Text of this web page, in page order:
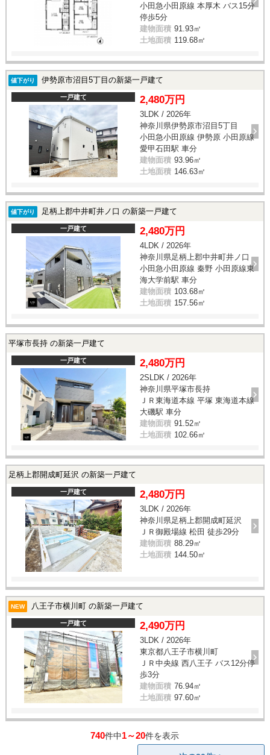
小田急小田原線 本厚木 バス15分
停歩5分
建物面積 91.93㎡
土地面積 119.68㎡
値下がり 伊勢原市沼目5丁目の新築一戸建て
一戸建て 2,480万円
3LDK / 2026年
神奈川県伊勢原市沼目5丁目
小田急小田原線 伊勢原 小田原線
愛甲石田駅 車分
建物面積 93.96㎡
土地面積 146.63㎡
値下がり 足柄上郡中井町井ノ口 の新築一戸建て
一戸建て 2,480万円
4LDK / 2026年
神奈川県足柄上郡中井町井ノ口
小田急小田原線 秦野 小田原線東
海大学前駅 車分
建物面積 103.68㎡
土地面積 157.56㎡
平塚市長持 の新築一戸建て
一戸建て 2,480万円
2SLDK / 2026年
神奈川県平塚市長持
ＪＲ東海道本線 平塚 東海道本線
大磯駅 車分
建物面積 91.52㎡
土地面積 102.66㎡
足柄上郡開成町延沢 の新築一戸建て
一戸建て 2,480万円
3LDK / 2026年
神奈川県足柄上郡開成町延沢
ＪＲ御殿場線 松田 徒歩29分
建物面積 88.29㎡
土地面積 144.50㎡
NEW 八王子市横川町 の新築一戸建て
一戸建て 2,490万円
3LDK / 2026年
東京都八王子市横川町
ＪＲ中央線 西八王子 バス12分停
歩3分
建物面積 76.94㎡
土地面積 97.60㎡
740件中1～20件を表示